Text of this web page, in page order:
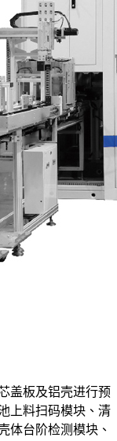
盖板及铝壳进行预
上料扫码模块、清
体台阶检测模块、